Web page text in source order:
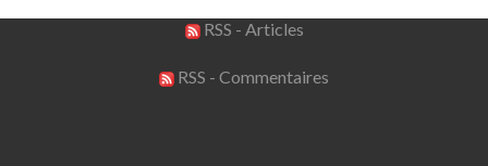
RSS - Articles
RSS - Commentaires